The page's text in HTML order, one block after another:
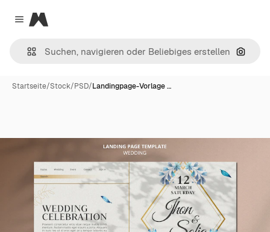
Close menu
Magnific
Nach
Startseite/Stock/PSD/Landingpage-Vorlage …